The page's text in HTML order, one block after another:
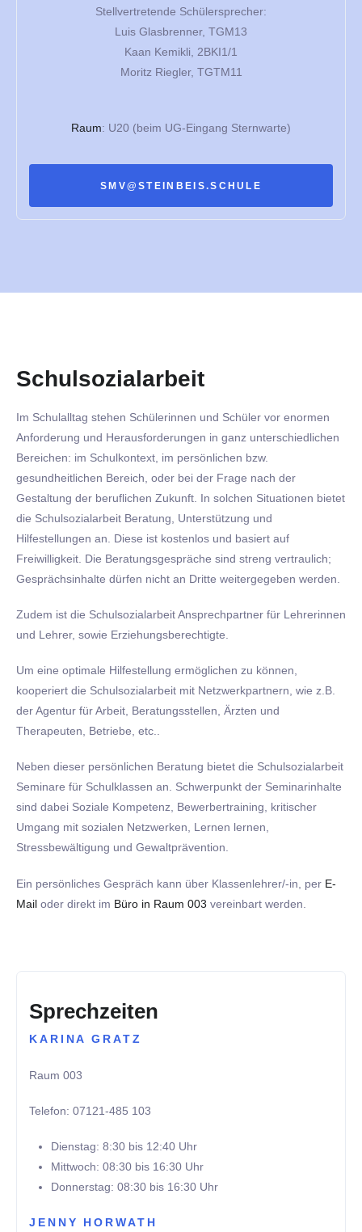
Stellvertretende Schülersprecher:
Luis Glasbrenner, TGM13
Kaan Kemikli, 2BKI1/1
Moritz Riegler, TGTM11
Raum: U20 (beim UG-Eingang Sternwarte)
SMV@STEINBEIS.SCHULE
Schulsozialarbeit
Im Schulalltag stehen Schülerinnen und Schüler vor enormen
Anforderung und Herausforderungen in ganz unterschiedlichen
Bereichen: im Schulkontext, im persönlichen bzw.
gesundheitlichen Bereich, oder bei der Frage nach der
Gestaltung der beruflichen Zukunft. In solchen Situationen bietet
die Schulsozialarbeit Beratung, Unterstützung und
Hilfestellungen an. Diese ist kostenlos und basiert auf
Freiwilligkeit. Die Beratungsgespräche sind streng vertraulich;
Gesprächsinhalte dürfen nicht an Dritte weitergegeben werden.
Zudem ist die Schulsozialarbeit Ansprechpartner für Lehrerinnen
und Lehrer, sowie Erziehungsberechtigte.
Um eine optimale Hilfestellung ermöglichen zu können,
kooperiert die Schulsozialarbeit mit Netzwerkpartnern, wie z.B.
der Agentur für Arbeit, Beratungsstellen, Ärzten und
Therapeuten, Betriebe, etc..
Neben dieser persönlichen Beratung bietet die Schulsozialarbeit
Seminare für Schulklassen an. Schwerpunkt der Seminarinhalte
sind dabei Soziale Kompetenz, Bewerbertraining, kritischer
Umgang mit sozialen Netzwerken, Lernen lernen,
Stressbewältigung und Gewaltprävention.
Ein persönliches Gespräch kann über Klassenlehrer/-in, per E-
Mail oder direkt im Büro in Raum 003 vereinbart werden.
Sprechzeiten
KARINA GRATZ
Raum 003
Telefon: 07121-485 103
Dienstag: 8:30 bis 12:40 Uhr
Mittwoch: 08:30 bis 16:30 Uhr
Donnerstag: 08:30 bis 16:30 Uhr
JENNY HORWATH